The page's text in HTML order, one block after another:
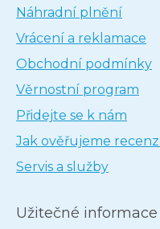
Náhradní plnění
Vrácení a reklamace
Obchodní podmínky
Věrnostní program
Přidejte se k nám
Jak ověřujeme
Servis a služby
Užitečné informace